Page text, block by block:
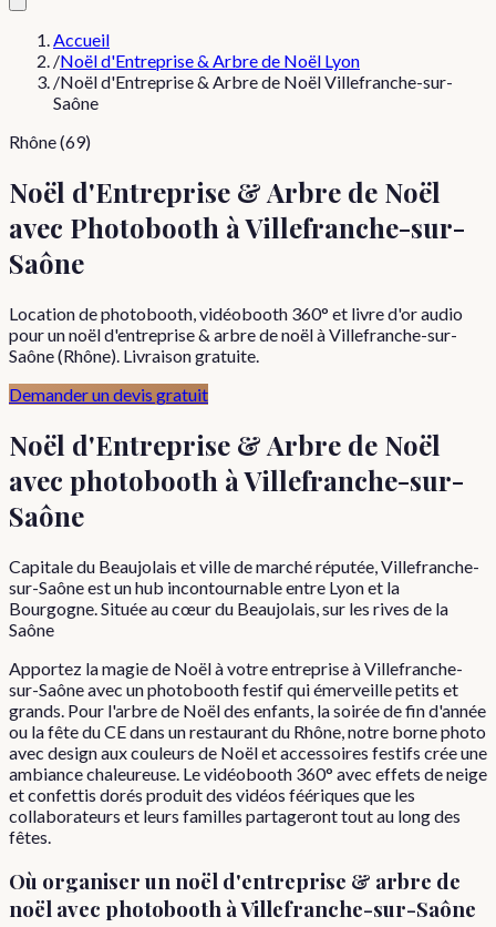
Accueil
/Noël d'Entreprise & Arbre de Noël Lyon
/Noël d'Entreprise & Arbre de Noël Villefranche-sur-
Saône
Rhône (69)
Noël d'Entreprise & Arbre de Noël
avec Photobooth à Villefranche-sur-
Saône
Location de photobooth, vidéobooth 360° et livre d'or audio
pour un noël d'entreprise & arbre de noël à Villefranche-sur-
Saône (Rhône). Livraison gratuite.
Demander un devis gratuit
Noël d'Entreprise & Arbre de Noël
avec photobooth àVillefranche-sur-
Saône
Capitale du Beaujolais et ville de marché réputée, Villefranche-
sur-Saône est un hub incontournable entre Lyon et la
Bourgogne. Située au cœur du Beaujolais, sur les rives de la
Saône
Apportez la magie de Noël à votre entreprise à Villefranche-
sur-Saône avec un photobooth festif qui émerveille petits et
grands. Pour l'arbre de Noël des enfants, la soirée de fin d'année
ou la fête du CE dans un restaurant du Rhône, notre borne photo
avec design aux couleurs de Noël et accessoires festifs crée une
ambiance chaleureuse. Le vidéobooth 360° avec effets de neige
et confettis dorés produit des vidéos féériques que les
collaborateurs et leurs familles partageront tout au long des
fêtes.
Où organiser un noël d'entreprise & arbre de
noël avec photobooth àVillefranche-sur-Saône